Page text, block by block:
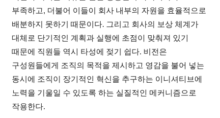
부족하고, 더불어 이들이 회사 내부의 자원을 효율적으로
배분하지 못하기 때문이다. 그리고 회사의 보상 체계가
대체로 단기적인 계획과 실행에 초점이 맞춰져 있기
때문에 직원들 역시 타성에 젖기 쉽다. 비전은
구성원들에게 조직의 목적을 제시하고 영감을 불어 넣는
동시에 조직이 장기적인 혁신을 추구하는 이니셔티브에
노력을 기울일 수 있도록 하는 실질적인 메커니즘으로
작용한다.